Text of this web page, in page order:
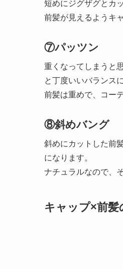
短めにジグザグとカ
前髪が見えるようキ
⑦パッツン
重くなってしまうと
と丁度いいバランス
前髪は重めで、コー
⑧斜めバング
斜めにカットした前
になります。
ナチュラルなので、
キャップ×前髪